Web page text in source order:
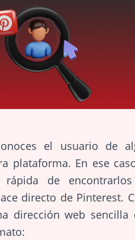
el usuario de
plataforma. En ese
rápida de
directo de Pinterest.
dirección web sencilla